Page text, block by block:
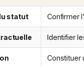
statut Confirmer
Identifier
Constituer